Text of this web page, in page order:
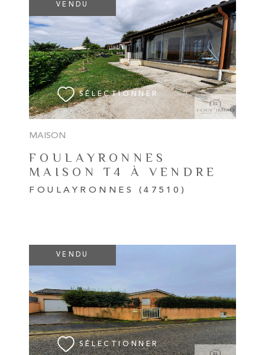
MAISON
FOULAYRONNES
MAISON T4 À VENDRE
FOULAYRONNES (47510)
VENDU
SÉLECTIONNER
VOIR LE BIEN
VENDU
SÉLECTIONNER
VOIR LE BIEN